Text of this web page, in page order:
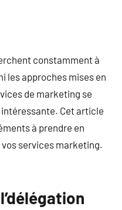
constamment à
les approches mises en
de marketing se
Cet article
à prendre en
services marketing.